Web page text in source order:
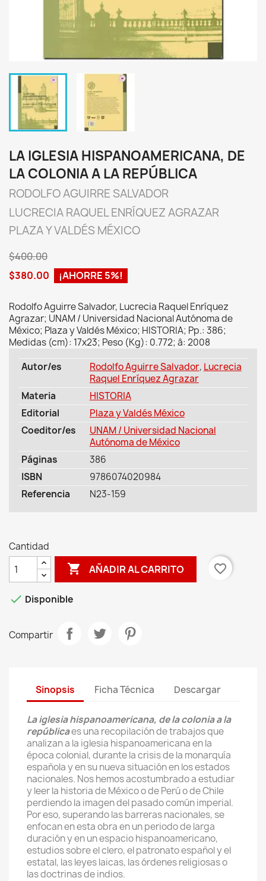
LA IGLESIA HISPANOAMERICANA, DE
LA COLONIA A LA REPÚBLICA
RODOLFO AGUIRRE SALVADOR
LUCRECIA RAQUEL ENRÍQUEZ AGRAZAR
PLAZA Y VALDÉS MÉXICO
$400.00
$380.00
¡AHORRE 5%!
Rodolfo Aguirre Salvador, Lucrecia Raquel Enríquez
Agrazar; UNAM / Universidad Nacional Autónoma de
México; Plaza y Valdés México; HISTORIA; Pp.: 386;
Medidas (cm): 17x23; Peso (Kg): 0.772; â: 2008
Autor/es
Rodolfo Aguirre Salvador, Lucrecia
Raquel Enríquez Agrazar
Materia
HISTORIA
Editorial
Plaza y Valdés México
Coeditor/es
UNAM / Universidad Nacional
Autónoma de México
Páginas
386
ISBN
9786074020984
Referencia
N23-159
Cantidad
 AÑADIR AL CARRITO favorite_border
 Disponible
Compartir
Sinopsis Ficha Técnica Descargar
La iglesia hispanoamericana, de la colonia a la
repúblicaes una recopilación de trabajos que
analizan a la iglesia hispanoamericana en la
época colonial, durante la crisis de la monarquía
española y en su nueva situación en los estados
nacionales. Nos hemos acostumbrado a estudiar
y leer la historia de México o de Perú o de Chile
perdiendo la imagen del pasado común imperial.
Por eso, superando las barreras nacionales, se
enfocan en esta obra en un periodo de larga
duración y en un espacio hispanoamericano,
estudios sobre el clero, el patronato español y el
estatal, las leyes laicas, las órdenes religiosas o
las doctrinas de indios.